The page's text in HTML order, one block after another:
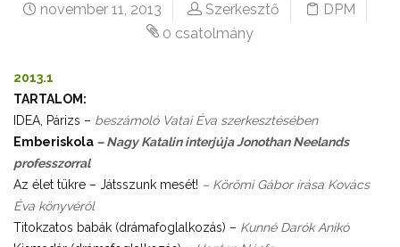
november 11, 2013 Szerkesztő
DPM
0 csatolmány
2013.1
TARTALOM:
IDEA, Párizs – beszámoló Vatai Éva szerkesztésében
Emberiskola – Nagy Katalin interjúja Jonothan Neelands
professzorral
Az élet tükre – Játsszunk mesét! – Körömi Gábor írása Kovács
Éva könyvéről
Titokzatos babák (drámafoglalkozás) – Kunné Darók Anikó